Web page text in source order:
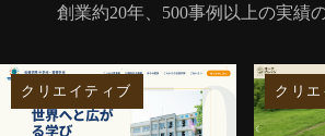
創業約20年、500事例以上の実績
クリエイティブ クリエ